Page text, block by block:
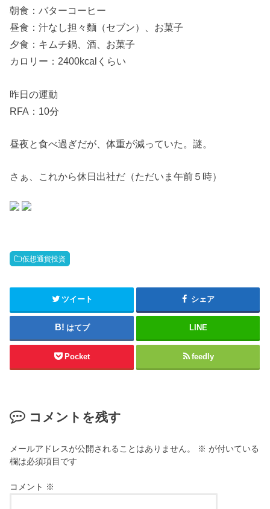
朝食：バターコーヒー
昼食：汁なし担々麵（セブン）、お菓子
夕食：キムチ鍋、酒、お菓子
カロリー：2400kcalくらい
昨日の運動
RFA：10分
昼夜と食べ過ぎだが、体重が減っていた。謎。
さぁ、これから休日出社だ（ただいま午前５時）
仮想通貨投資
ツイート シェア
はてブ LINE
Pocket feedly
コメントを残す
メールアドレスが公開されることはありません。 ※ が付いている
欄は必須項目です
コメント ※